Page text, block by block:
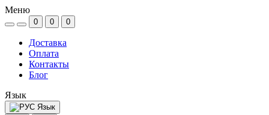
Меню
0 0 0
Доставка
Оплата
Контакты
Блог
Язык
Язык